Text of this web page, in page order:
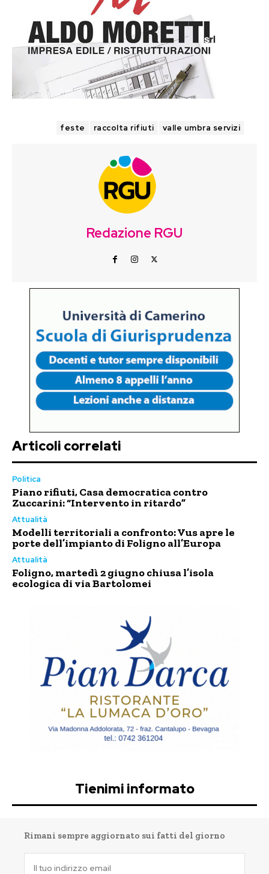
feste raccolta rifiuti valle umbra servizi
Redazione RGU
Articoli correlati
Politica
Piano rifiuti, Casa democratica contro
Zuccarini: “Intervento in ritardo”
Attualità
Modelli territoriali a confronto: Vus apre le
porte dell’impianto di Foligno all’Europa
Attualità
Foligno, martedì 2 giugno chiusa l’isola
ecologica di via Bartolomei
Tienimi informato
Rimani sempre aggiornato sui fatti del giorno